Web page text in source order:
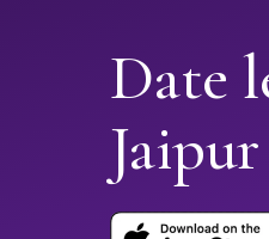
Date